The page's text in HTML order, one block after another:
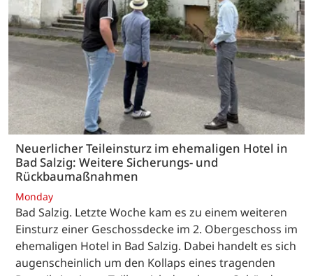
Neuerlicher Teileinsturz im ehemaligen Hotel in
Bad Salzig: Weitere Sicherungs- und
Rückbaumaßnahmen
Monday
Bad Salzig. Letzte Woche kam es zu einem weiteren
Einsturz einer Geschossdecke im 2. Obergeschoss im
ehemaligen Hotel in Bad Salzig. Dabei handelt es sich
augenscheinlich um den Kollaps eines tragenden